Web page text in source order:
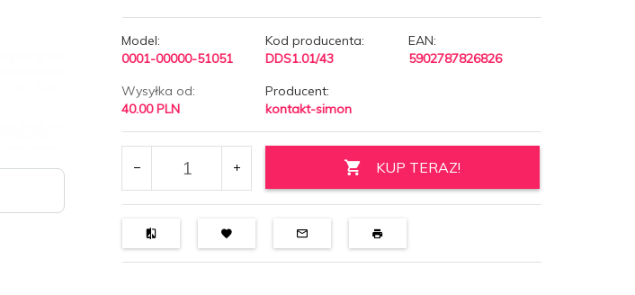
Model:
0001-00000-51051
Kod producenta:
DDS1.01/43
EAN:
5902787826826
Wysyłka od:
40.00 PLN
Producent:
kontakt-simon
KUP TERAZ!